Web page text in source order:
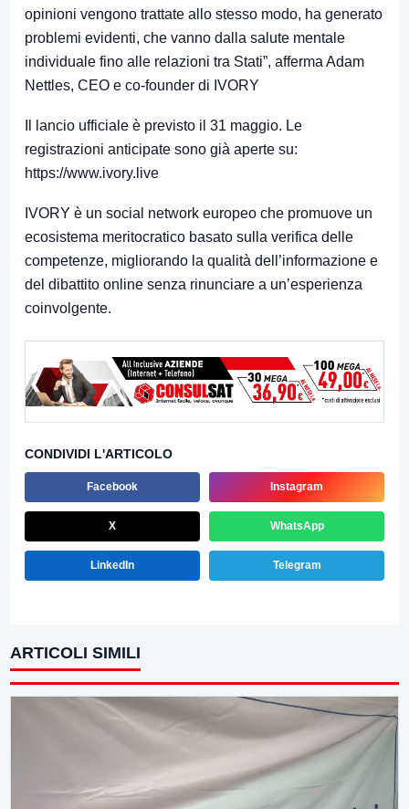
opinioni vengono trattate allo stesso modo, ha generato
problemi evidenti, che vanno dalla salute mentale
individuale fino alle relazioni tra Stati”, afferma Adam
Nettles, CEO e co-founder di IVORY
Il lancio ufficiale è previsto il 31 maggio. Le
registrazioni anticipate sono già aperte su:
https://www.ivory.live
IVORY è un social network europeo che promuove un
ecosistema meritocratico basato sulla verifica delle
competenze, migliorando la qualità dell’informazione e
del dibattito online senza rinunciare a un’esperienza
coinvolgente.
CONDIVIDI L'ARTICOLO
Facebook Instagram
X WhatsApp
LinkedIn Telegram
ARTICOLI SIMILI